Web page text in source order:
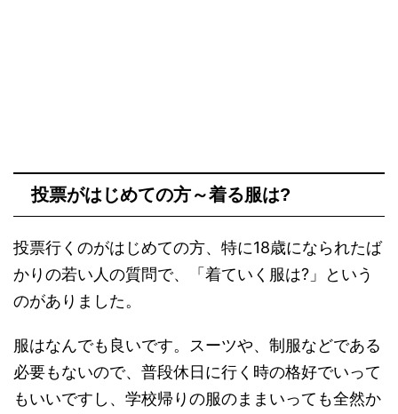
投票がはじめての方～着る服は?
投票行くのがはじめての方、特に18歳になられたば
かりの若い人の質問で、「着ていく服は?」という
のがありました。
服はなんでも良いです。スーツや、制服などである
必要もないので、普段休日に行く時の格好でいって
もいいですし、学校帰りの服のままいっても全然か